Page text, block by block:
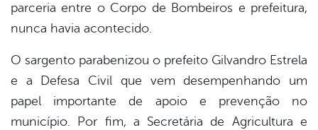
parceria entre o Corpo de Bombeiros e prefeitura,
nunca havia acontecido.
O sargento parabenizou o prefeito Gilvandro Estrela
e a Defesa Civil que vem desempenhando um
papel importante de apoio e prevenção no
município. Por fim, a Secretária de Agricultura e